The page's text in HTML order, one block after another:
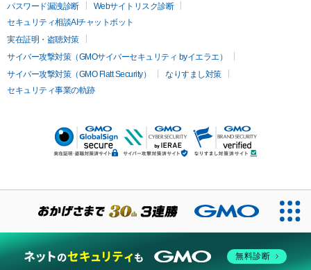
パスワード漏洩診断
Webサイトリスク診断
セキュリティ相談AIチャットボット
実在証明・盗聴対策
サイバー攻撃対策（GMOサイバーセキュリティ byイエラエ）
サイバー攻撃対策（GMO Flatt Security）
なりすまし対策
セキュリティ事業の軌跡
無料診断